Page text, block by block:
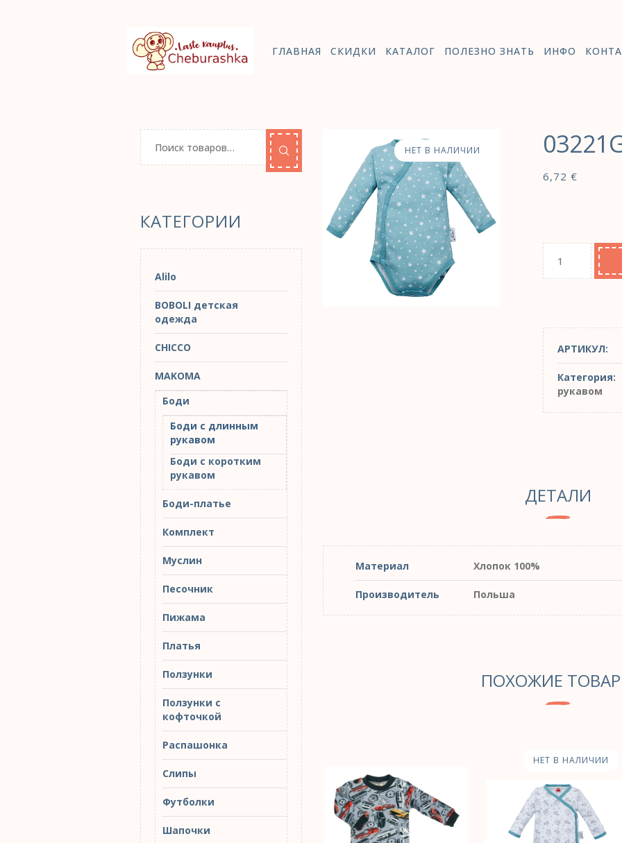
ГЛАВНАЯ СКИДКИ КАТАЛОГ ПОЛЕЗНО ЗНАТЬ ИНФО
НЕТ В НАЛИЧИИ
6,72 €
АРТИКУЛ:
Категория:
рукавом
ДЕТАЛИ
Материал Хлопок 100%
Производитель Польша
ПОХОЖИЕ
НЕТ В НАЛИЧИИ
КАТЕГОРИИ
Alilo
BOBOLI детская
одежда
CHICCO
MAKOMA
Боди
Боди с длинным
рукавом
Боди с коротким
рукавом
Боди-платье
Комплект
Муслин
Песочник
Пижама
Платья
Ползунки
Ползунки с
кофточкой
Распашонка
Слипы
Футболки
Шапочки